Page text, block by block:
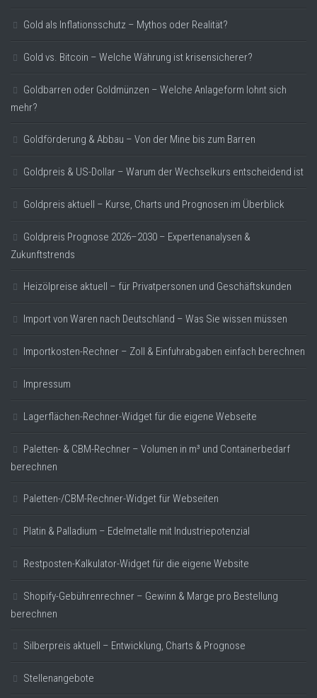
Gold als Inflationsschutz – Mythos oder Realität?
Gold vs. Bitcoin – Welche Währung ist krisensicherer?
Goldbarren oder Goldmünzen – Welche Anlageform lohnt sich
mehr?
Goldförderung & Abbau – Von der Mine bis zum Barren
Goldpreis & US-Dollar – Warum der Wechselkurs entscheidend ist
Goldpreis aktuell – Kurse, Charts und Prognosen im Überblick
Goldpreis Prognose 2026–2030 – Expertenanalysen &
Zukunftstrends
Heizölpreise aktuell – für Privatpersonen und Geschäftskunden
Import von Waren nach Deutschland – Was Sie wissen müssen
Importkosten-Rechner – Zoll & Einfuhrabgaben einfach berechnen
Impressum
Lagerflächen-Rechner-Widget für die eigene Webseite
Paletten- & CBM-Rechner – Volumen in m³ und Containerbedarf
berechnen
Paletten-/CBM-Rechner-Widget für Webseiten
Platin & Palladium – Edelmetalle mit Industriepotenzial
Restposten-Kalkulator-Widget für die eigene Website
Shopify-Gebührenrechner – Gewinn & Marge pro Bestellung
berechnen
Silberpreis aktuell – Entwicklung, Charts & Prognose
Stellenangebote